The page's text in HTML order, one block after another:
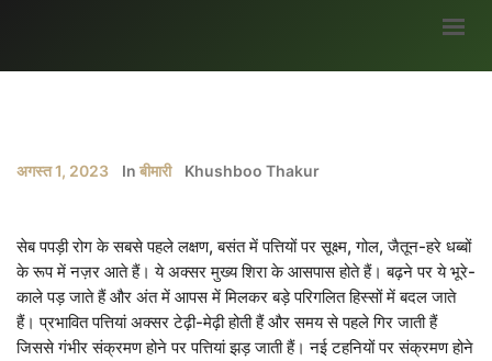
ब्लॉग
सर्वे
अवसर
मौसम जानकारी
अगस्त 1, 2023 In बीमारी Khushboo Thakur
सेब पपड़ी रोग के सबसे पहले लक्षण, बसंत में पत्तियों पर सूक्ष्म, गोल, जैतून-हरे धब्बों
के रूप में नज़र आते हैं। ये अक्सर मुख्य शिरा के आसपास होते हैं। बढ़ने पर ये भूरे-
काले पड़ जाते हैं और अंत में आपस में मिलकर बड़े परिगलित हिस्सों में बदल जाते
हैं। प्रभावित पत्तियां अक्सर टेढ़ी-मेढ़ी होती हैं और समय से पहले गिर जाती हैं
जिससे गंभीर संक्रमण होने पर पत्तियां झड़ जाती हैं। नई टहनियों पर संक्रमण होने